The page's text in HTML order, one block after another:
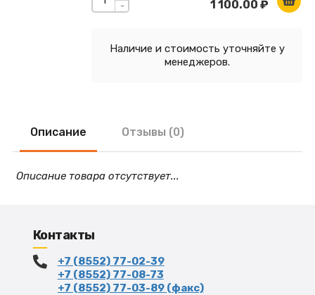
- 1 100.00 ₽
Наличие и стоимость уточняйте у
менеджеров.
Описание Отзывы (0)
Описание товара отсутствует...
Контакты
+7 (8552) 77-02-39
+7 (8552) 77-08-73
+7 (8552) 77-03-89 (факс)